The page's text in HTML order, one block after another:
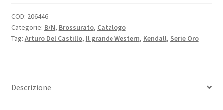
COD: 206446
Categorie: B/N, Brossurato, Catalogo
Tag: Arturo Del Castillo, Il grande Western, Kendall, Serie Oro
Descrizione